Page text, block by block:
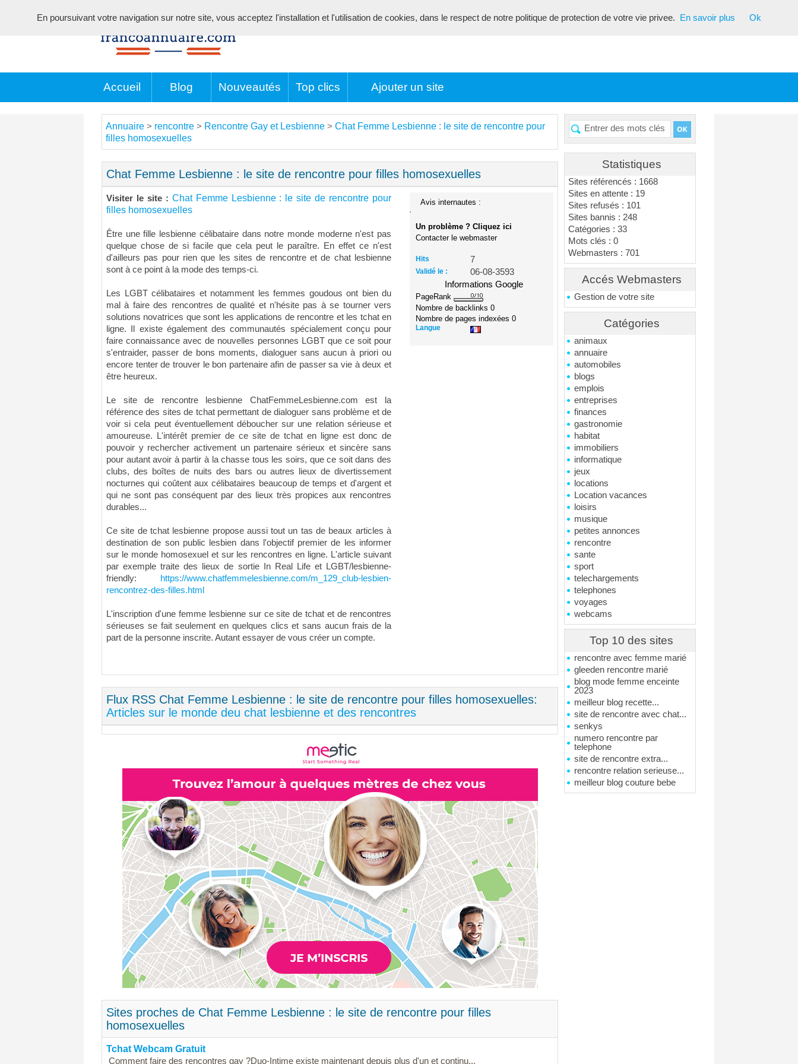
Accueil Blog Nouveautés Top clics Ajouter un site
Statistiques
Sites référencés : 1668
Sites en attente : 19
Sites refusés : 101
Sites bannis : 248
Catégories : 33
Mots clés : 0
Webmasters : 701
Accés Webmasters
Gestion de votre site
Catégories
animaux
annuaire
automobiles
blogs
emplois
entreprises
finances
gastronomie
habitat
immobiliers
informatique
jeux
locations
Location vacances
loisirs
musique
petites annonces
rencontre
sante
sport
telechargements
telephones
voyages
webcams
Top 10 des sites
rencontre avec femme marié
gleeden rencontre marié
blog mode femme enceinte
2023
meilleur blog recette...
site de rencontre avec chat...
senkys
numero rencontre par
telephone
site de rencontre extra...
rencontre relation serieuse...
meilleur blog couture bebe
Annuaire > rencontre > Rencontre Gay et Lesbienne > Chat Femme Lesbienne : le site de rencontre pour
filles homosexuelles
Chat Femme Lesbienne : le site de rencontre pour filles homosexuelles
Visiter le site : Chat Femme Lesbienne : le site de rencontre pour
filles homosexuelles
Être une fille lesbienne célibataire dans notre monde moderne n'est pas
quelque chose de si facile que cela peut le paraître. En effet ce n'est
d'ailleurs pas pour rien que les sites de rencontre et de chat lesbienne
sont à ce point à la mode des temps-ci.
Les LGBT célibataires et notamment les femmes goudous ont bien du
mal à faire des rencontres de qualité et n'hésite pas à se tourner vers
solutions novatrices que sont les applications de rencontre et les tchat en
ligne. Il existe également des communautés spécialement conçu pour
faire connaissance avec de nouvelles personnes LGBT que ce soit pour
s'entraider, passer de bons moments, dialoguer sans aucun à priori ou
encore tenter de trouver le bon partenaire afin de passer sa vie à deux et
être heureux.
Le site de rencontre lesbienne ChatFemmeLesbienne.com est la
référence des sites de tchat permettant de dialoguer sans problème et de
voir si cela peut éventuellement déboucher sur une relation sérieuse et
amoureuse. L'intérêt premier de ce site de tchat en ligne est donc de
pouvoir y rechercher activement un partenaire sérieux et sincère sans
pour autant avoir à partir à la chasse tous les soirs, que ce soit dans des
clubs, des boîtes de nuits des bars ou autres lieux de divertissement
nocturnes qui coûtent aux célibataires beaucoup de temps et d'argent et
qui ne sont pas conséquent par des lieux très propices aux rencontres
durables...
Ce site de tchat lesbienne propose aussi tout un tas de beaux articles à
destination de son public lesbien dans l'objectif premier de les informer
sur le monde homosexuel et sur les rencontres en ligne. L'article suivant
par exemple traite des lieux de sortie In Real Life et LGBT/lesbienne-
friendly:
https://www.chatfemmelesbienne.com/m_129_club-lesbien-
rencontrez-des-filles.html
L'inscription d'une femme lesbienne sur ce site de tchat et de rencontres
sérieuses se fait seulement en quelques clics et sans aucun frais de la
part de la personne inscrite. Autant essayer de vous créer un compte.
Avis internautes :
Un problème ? Cliquez ici
Contacter le webmaster
Hits 7
Validé le :
06-08-3593
Informations Google
PageRank
Nombre de backlinks0
Nombre de pages indexées0
Langue
Flux RSS Chat Femme Lesbienne : le site de rencontre pour filles homosexuelles:
Articles sur le monde deu chat lesbienne et des rencontres
Sites proches de Chat Femme Lesbienne : le site de rencontre pour filles
homosexuelles
Tchat Webcam Gratuit
Comment faire des rencontres gay ?Duo-Intime existe maintenant depuis plus d'un et continu...
En poursuivant votre navigation sur notre site, vous acceptez l'installation et l'utilisation de cookies, dans le respect de notre politique de protection de votre vie privee. En savoir plus Ok